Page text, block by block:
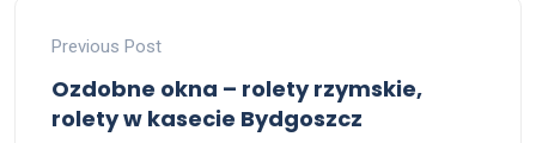
Previous Post
Ozdobne okna – rolety rzymskie,
rolety w kasecie Bydgoszcz